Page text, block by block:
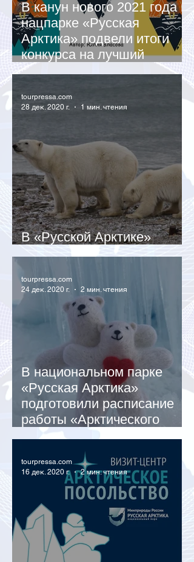
В канун нового 2021 года в
нацпарке «Русская
Арктика» подвели итоги
конкурса на лучший
моржовый мерч
В «Русской Арктике»
подвели итоги 2020-го года
tourpressa.com
28 дек. 2020 г.
1 мин. чтения
В национальном парке
«Русская Арктика»
подготовили расписание
работы «Арктического
Посольства»
tourpressa.com
24 дек. 2020 г.
2 мин. чтения
tourpressa.com
16 дек. 2020 г.
2 мин. чтения